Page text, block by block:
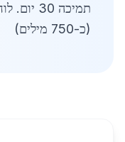
(כ-750 מילים)